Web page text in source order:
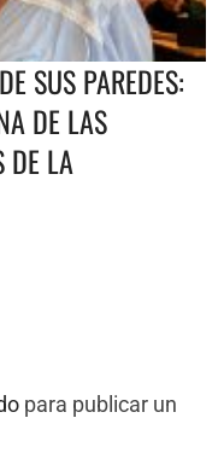
SUS PAREDES:
DE LAS
DE LA
para publicar un